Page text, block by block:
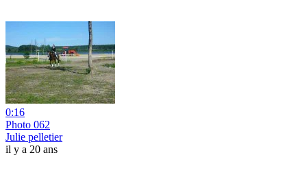
0:16
Photo 062
Julie pelletier
il y a 20 ans